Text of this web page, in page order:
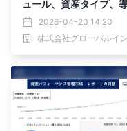
ュール、資産タイプ、
形態、組織規模、業界
2026年～2032年の世界
市場予測
2026-04-20 14:20